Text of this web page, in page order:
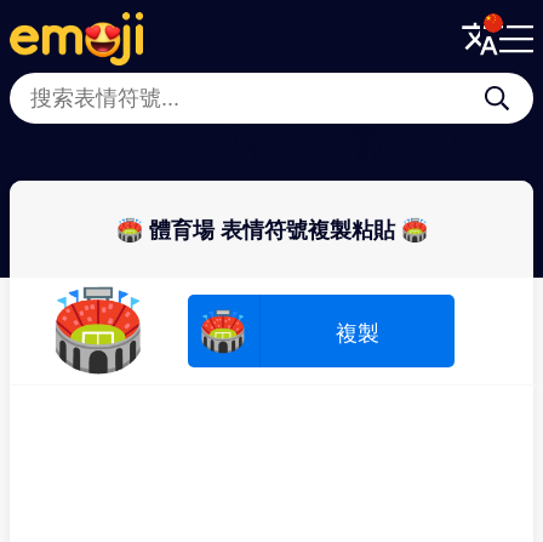
Menu
Close
Menu
Close
🏟 體育場 表情符號複製粘貼 🏟
🏟 🏟 複製